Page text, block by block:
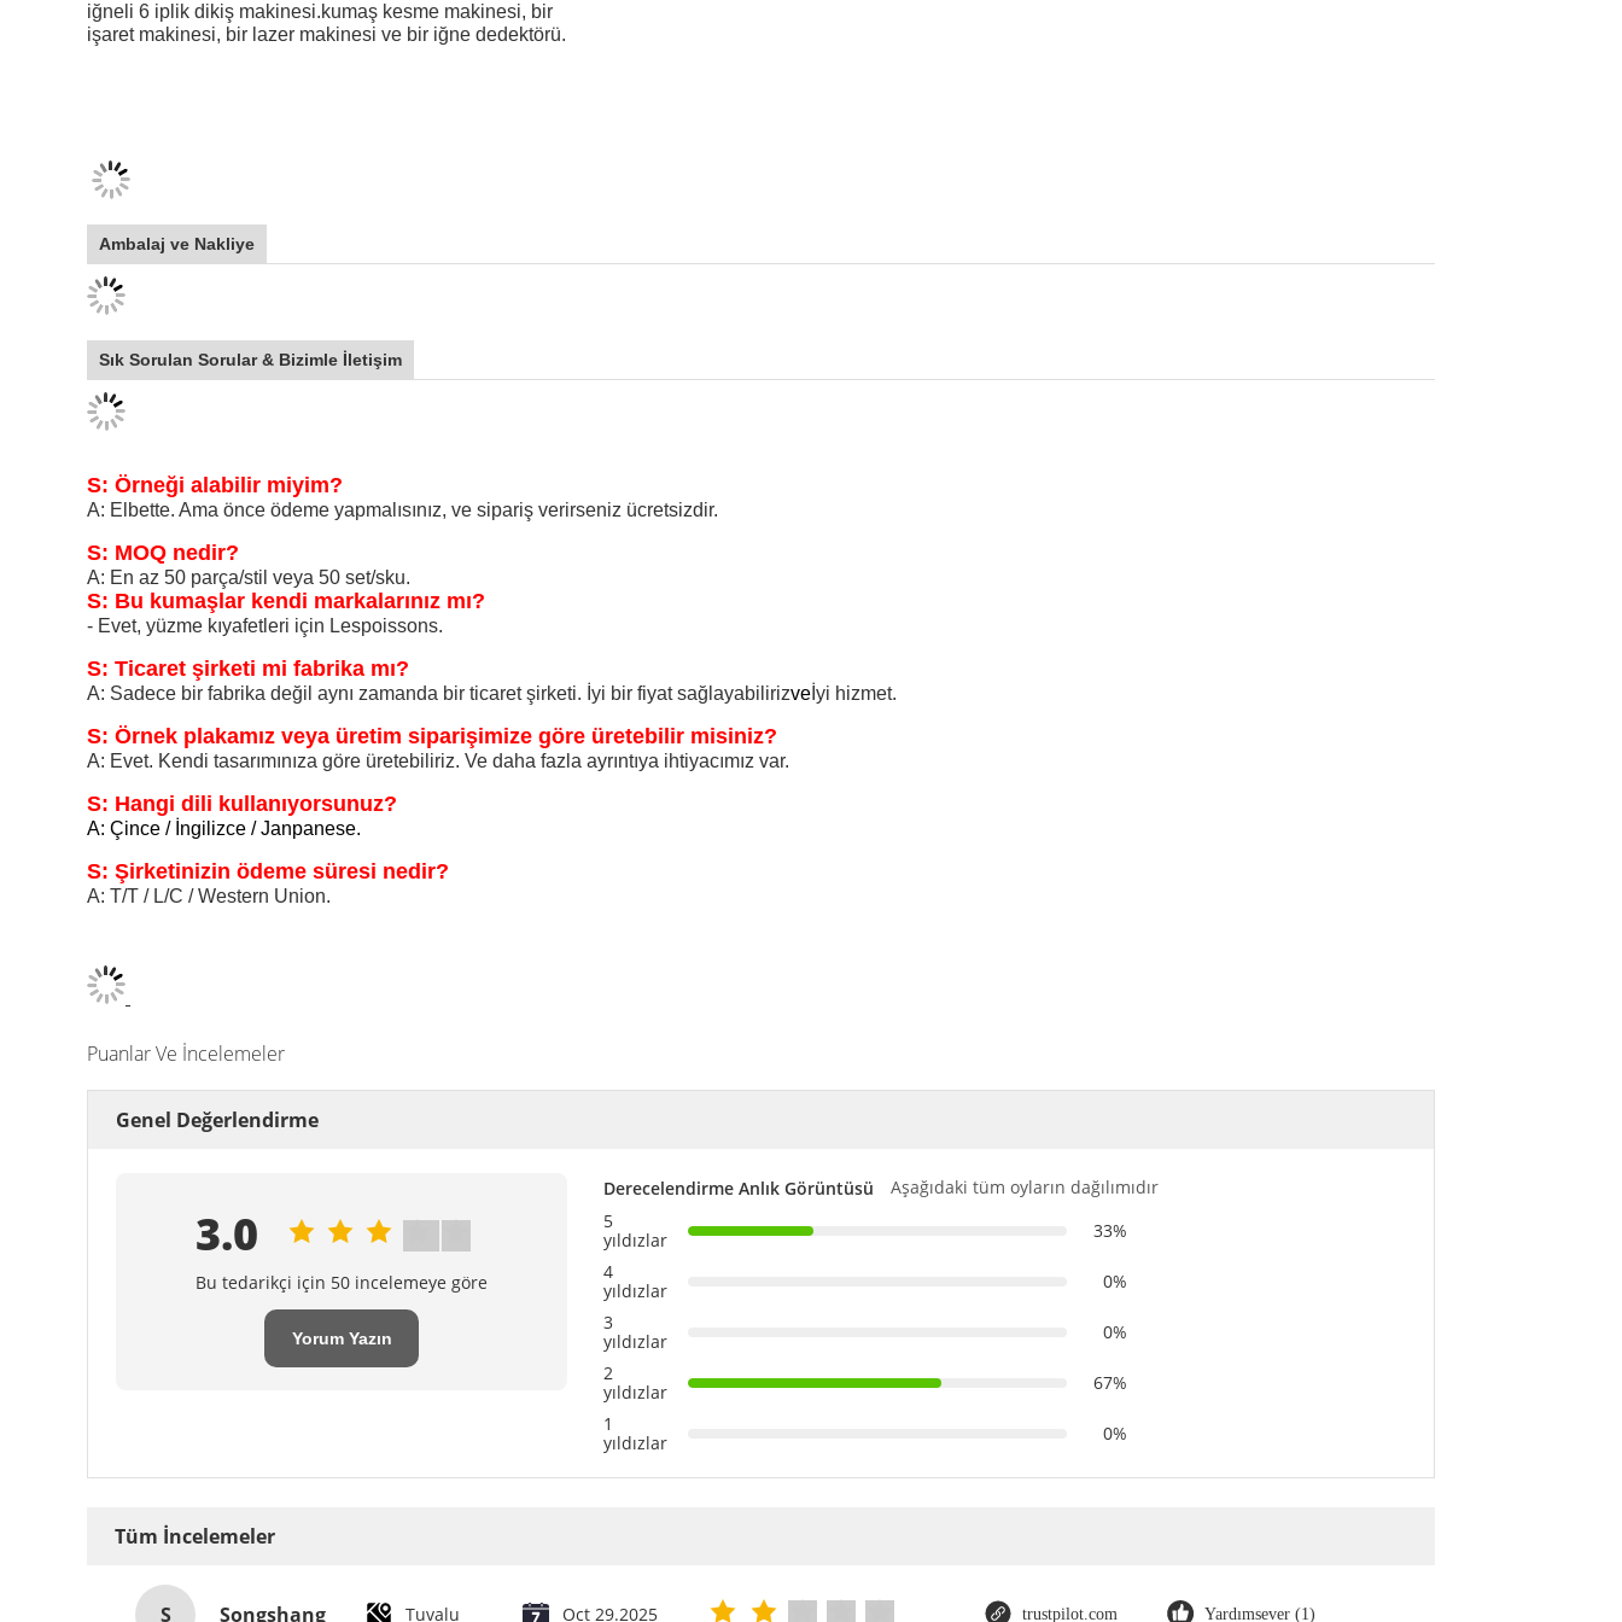
iğneli 6 iplik dikiş makinesi.kumaş kesme makinesi, bir
işaret makinesi, bir lazer makinesi ve bir iğne dedektörü.
Ambalaj ve Nakliye
Sık Sorulan Sorular & Bizimle İletişim
S: Örneği alabilir miyim?
A: Elbette. Ama önce ödeme yapmalısınız, ve sipariş verirseniz ücretsizdir.
S: MOQ nedir?
A: En az 50 parça/stil veya 50 set/sku.
S: Bu kumaşlar kendi markalarınız mı?
- Evet, yüzme kıyafetleri için Lespoissons.
S: Ticaret şirketi mi fabrika mı?
A: Sadece bir fabrika değil aynı zamanda bir ticaret şirketi. İyi bir fiyat sağlayabilirizve İyi hizmet.
S: Örnek plakamız veya üretim siparişimize göre üretebilir misiniz?
A: Evet. Kendi tasarımınıza göre üretebiliriz. Ve daha fazla ayrıntıya ihtiyacımız var.
S: Hangi dili kullanıyorsunuz?
A: Çince / İngilizce / Janpanese.
S: Şirketinizin ödeme süresi nedir?
A: T/T / L/C / Western Union.
Puanlar Ve İncelemeler
Genel Değerlendirme
3.0
Bu tedarikçi için 50 incelemeye göre
Yorum Yazın
Derecelendirme Anlık Görüntüsü
Aşağıdaki tüm oyların dağılımıdır
5
yıldızlar
33%
4
yıldızlar
0%
3
yıldızlar
0%
2
yıldızlar
67%
1
yıldızlar
0%
Tüm İncelemeler
S Songshang Tuvalu Oct 29.2025 trustpilot.com Yardımsever (1)